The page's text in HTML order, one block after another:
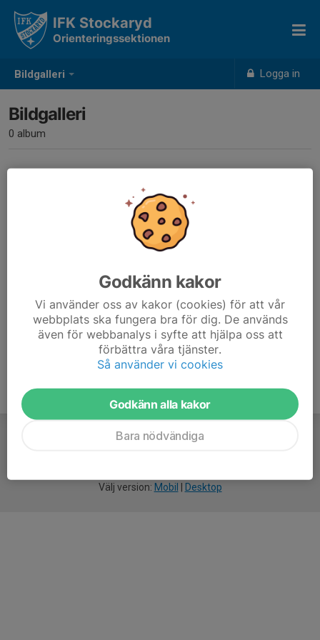
Bildgalleri Logga in
IFK Stockaryd
Orienteringssektionen
Bildgalleri
0 album
Inga album skapade
Välj version: Mobil Desktop
Godkänn kakor
Vi använder oss av kakor (cookies) för att vår
webbplats ska fungera bra för dig. De används
även för webbanalys i syfte att hjälpa oss att
förbättra våra tjänster.
Så använder vi cookies
Godkänn alla kakor
Bara nödvändiga